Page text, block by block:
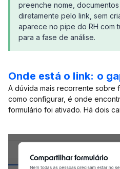
preenche nome,
diretamente pelo link, sem
aparece no pipe do RH com
para a fase de análise.
Onde está o link: o
A dúvida mais recorrente sobre
como configurar, é onde
formulário foi ativado. Há dois